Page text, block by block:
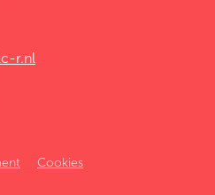
r.nl
Cookies